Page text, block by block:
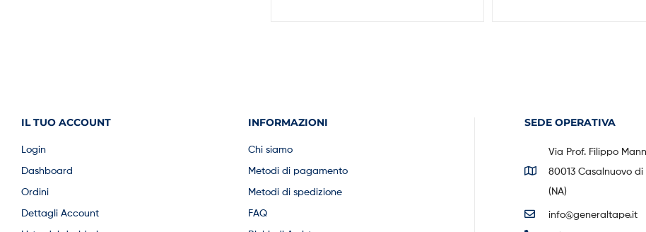
IL TUO ACCOUNT
Login
Dashboard
Ordini
Dettagli Account
INFORMAZIONI
Chi siamo
Metodi di pagamento
Metodi di spedizione
FAQ
SEDE OPERATIVA
Via Prof. Filippo
80013 Casalnuovo di
(NA)
info@generaltape.it